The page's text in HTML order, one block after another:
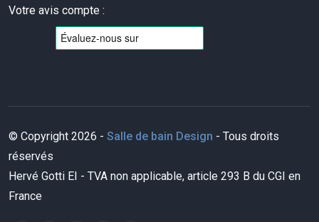
Votre avis compte :
© Copyright 2026 - Salle de bain Design - Tous droits
réservés
Hervé Gotti EI - TVA non applicable, article 293 B du CGI en
France